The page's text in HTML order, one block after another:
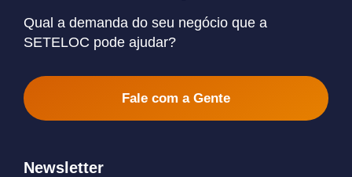
Qual a demanda do seu negócio que a
SETELOC pode ajudar?
Fale com a Gente
Newsletter